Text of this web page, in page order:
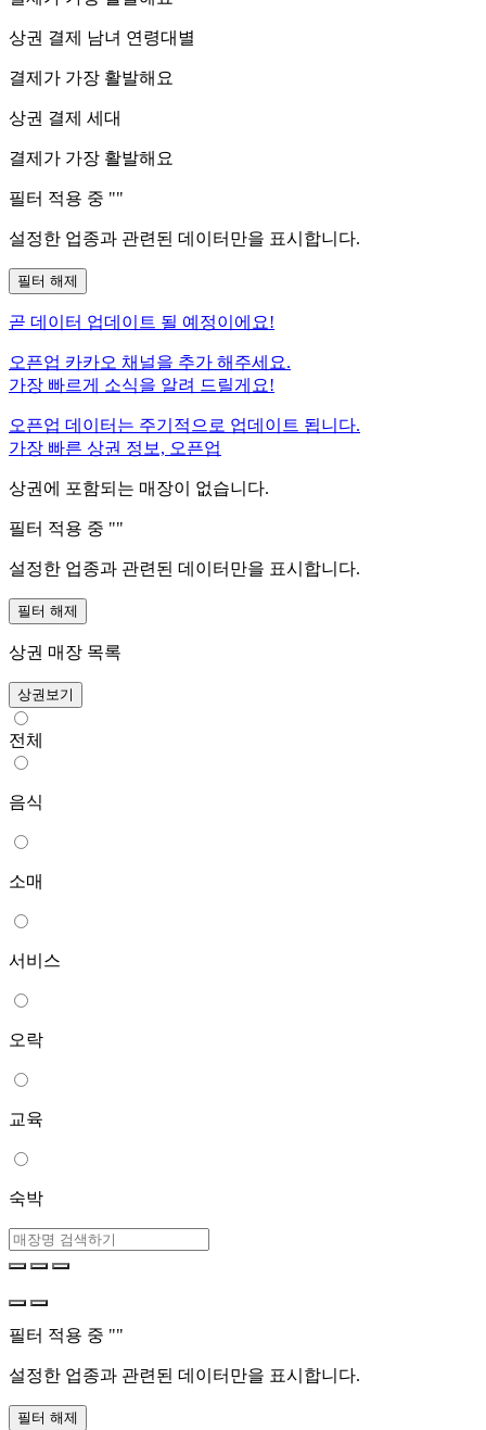
상권 결제 남녀 연령대별
결제가 가장 활발해요
상권 결제 세대
결제가 가장 활발해요
필터 적용 중 ""
설정한 업종과 관련된 데이터만을 표시합니다.
필터 해제
곧 데이터 업데이트 될 예정이에요!
오픈업 카카오 채널을 추가 해주세요.
가장 빠르게 소식을 알려 드릴게요!
오픈업 데이터는 주기적으로 업데이트 됩니다.
가장 빠른 상권 정보, 오픈업
상권에 포함되는 매장이 없습니다.
필터 적용 중 ""
설정한 업종과 관련된 데이터만을 표시합니다.
필터 해제
상권 매장 목록
상권보기
전체
음식
소매
서비스
오락
교육
숙박
필터 적용 중 ""
설정한 업종과 관련된 데이터만을 표시합니다.
필터 해제